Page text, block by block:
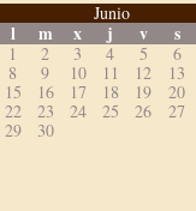
Junio
l m x j v s
1 2 3 4 5
6
8
9 10 11 12
13
15
16 17 18 19
20
22
23 24 25 26
27
29
30